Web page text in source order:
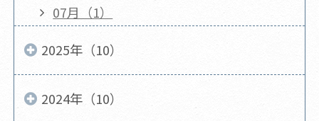
07月（1）
2025年（10）
2024年（10）